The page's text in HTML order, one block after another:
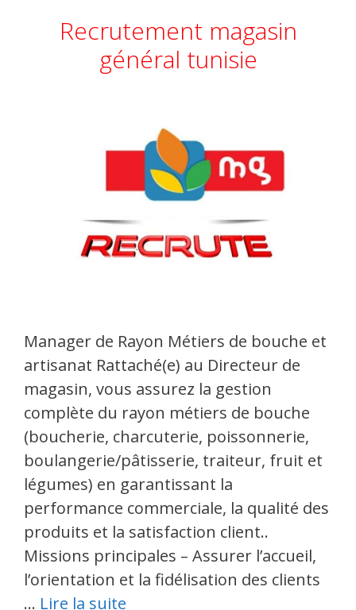
Recrutement magasin
général tunisie
Manager de Rayon Métiers de bouche et
artisanat Rattaché(e) au Directeur de
magasin, vous assurez la gestion
complète du rayon métiers de bouche
(boucherie, charcuterie, poissonnerie,
boulangerie/pâtisserie, traiteur, fruit et
légumes) en garantissant la
performance commerciale, la qualité des
produits et la satisfaction client..
Missions principales – Assurer l’accueil,
l’orientation et la fidélisation des clients
… Lire la suite